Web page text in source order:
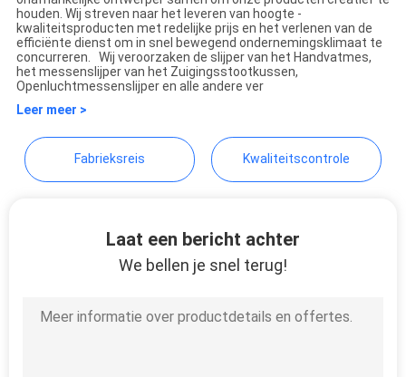
SITEMAP
PRIVACY
POLICY
Appliance Co., Ltd.
houden. Wij streven naar het leveren van hoogte -
kwaliteitsproducten met redelijke prijs en het verlenen van de
efficiënte dienst om in snel bewegend ondernemingsklimaat te
concurreren. Wij veroorzaken de slijper van het Handvatmes,
het messenslijper van het Zuigingsstootkussen,
Openluchtmessenslijper en alle andere ver
Leer meer >
Fabrieksreis Kwaliteitscontrole
Laat een bericht achter
We bellen je snel terug!